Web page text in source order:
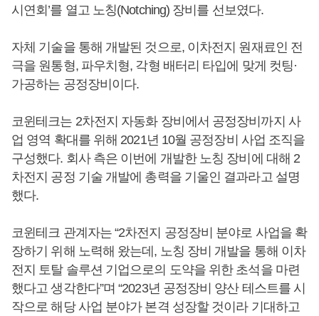
시연회’를 열고 노칭(Notching) 장비를 선보였다.
자체 기술을 통해 개발된 것으로, 이차전지 원재료인 전
극을 원통형, 파우치형, 각형 배터리 타입에 맞게 컷팅·
가공하는 공정장비이다.
코윈테크는 2차전지 자동화 장비에서 공정장비까지 사
업 영역 확대를 위해 2021년 10월 공정장비 사업 조직을
구성했다. 회사 측은 이번에 개발한 노칭 장비에 대해 2
차전지 공정 기술 개발에 총력을 기울인 결과라고 설명
했다.
코윈테크 관계자는 “2차전지 공정장비 분야로 사업을 확
장하기 위해 노력해 왔는데, 노칭 장비 개발을 통해 이차
전지 토탈 솔루션 기업으로의 도약을 위한 초석을 마련
했다고 생각한다”며 “2023년 공정장비 양산 테스트를 시
작으로 해당 사업 분야가 본격 성장할 것이라 기대하고